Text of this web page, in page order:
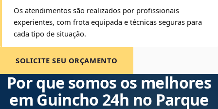
Os atendimentos são realizados por profissionais
experientes, com frota equipada e técnicas seguras para
cada tipo de situação.
SOLICITE SEU ORÇAMENTO
Por que somos os melhores
em Guincho 24h no Parque